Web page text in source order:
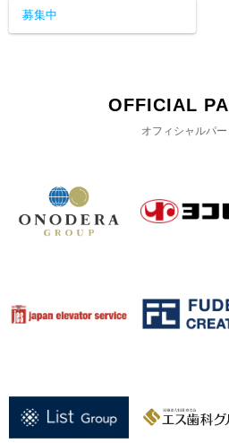
募集中
OFFICIAL
オフィシャルパ